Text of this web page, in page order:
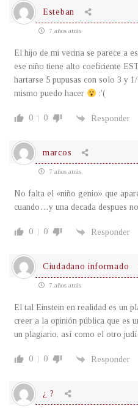
Esteban
7 años atrás
El hijo de mi vecina se parece a
ese niño tiene alto coeficiente
hartarse 5 pupusas con solo 3 y
mismo puedo hacer
:'(
0 0 Responder
marcos
7 años atrás
No falta el «niño genio» que
cuando…y una decada despues
0 0 Responder
Ciudadano informado
7 años atrás
El tal Einstein en realidad es un
creer a la opinión pública que es
un plagiario, así como el otro
0 0 Responder
¿ ?